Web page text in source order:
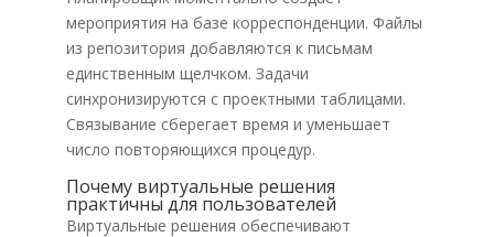
мероприятия на базе корреспонденции. Файлы
из репозитория добавляются к письмам
единственным щелчком. Задачи
синхронизируются с проектными таблицами.
Связывание сберегает время и уменьшает
число повторяющихся процедур.
Почему виртуальные решения
практичны для пользователей
Виртуальные решения обеспечивают